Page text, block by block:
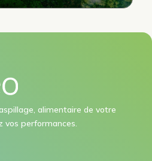
alimentaire de votre
performances.